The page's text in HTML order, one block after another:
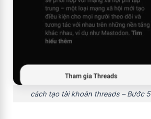
cách tạo tài khoản threads – Bước 5